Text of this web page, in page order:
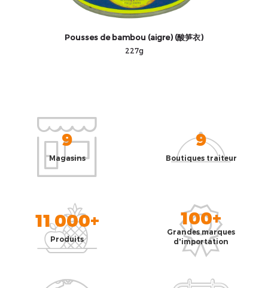
Pousses de bambou (aigre) (酸笋衣)
227g
9
Magasins
9
Boutiques traiteur
11 000+
Produits
100+
Grandes marques
d'importation